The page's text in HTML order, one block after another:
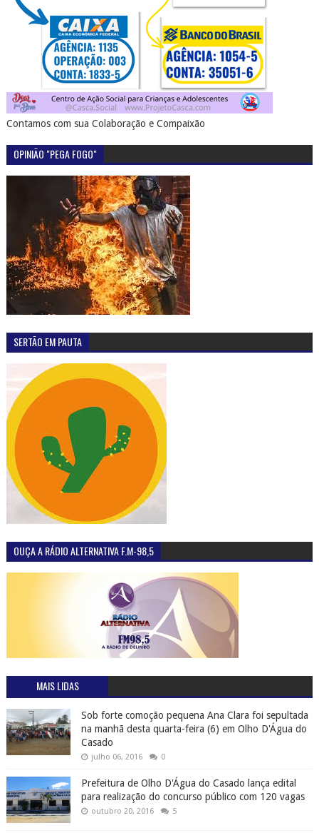
Contamos com sua Colaboração e Compaixão
OPINIÃO "PEGA FOGO"
SERTÃO EM PAUTA
OUÇA A RÁDIO ALTERNATIVA F.M-98,5
MAIS LIDAS
Sob forte comoção pequena Ana Clara foi sepultada
na manhã desta quarta-feira (6) em Olho D'Água do
Casado
julho 06, 2016 0
Prefeitura de Olho D'Água do Casado lança edital
para realização do concurso público com 120 vagas
outubro 20, 2016 5